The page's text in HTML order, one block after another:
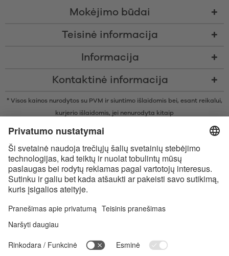
Mokėjimo būdai
Teisinė informacija
Informacija
Kontaktinė informacija
* Visos kainos nurodytos su PVM ir siuntimo išlaidomis bei, esant reikalui,
kurjerio išlaidomis, jei nenurodyta kitaip
* Žodinis prekių ženklas Bluetooth® ir logotipai yra registruoti „Bluetooth
SIG, Inc.“ prekių ženklai ir bet koks tokių prekių ženklų naudojimas
įmonėje „Satisfyer GmbH“ yra licencijuotas.
„Apple“, „Apple“ logotipas ir „Apple Watch“ yra „Apple Inc.“ prekių
ženklai. „Google Play“ ir „Google Play“ logotipas yra „Google LLC“ prekės